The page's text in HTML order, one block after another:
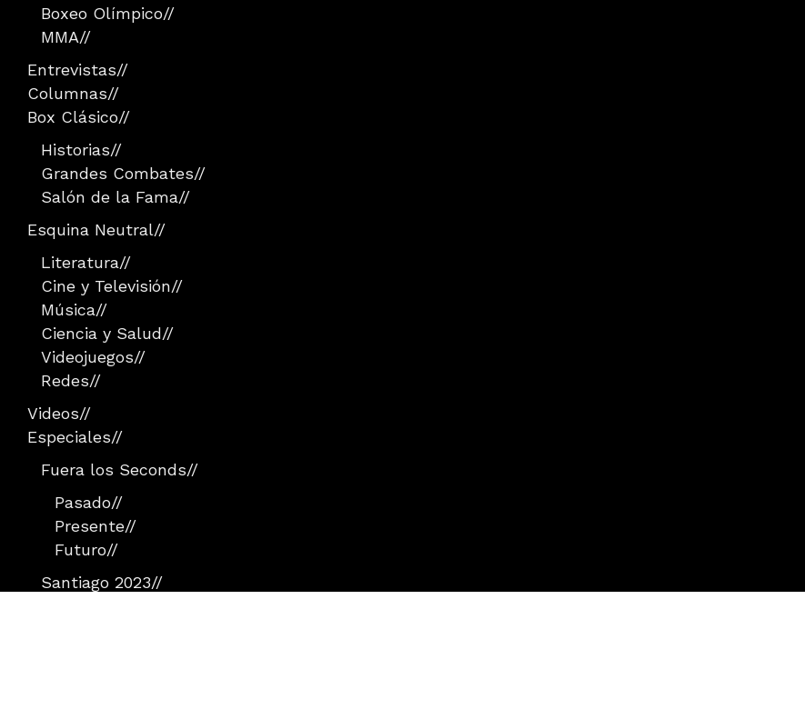
Boxeo Olímpico//
MMA//
Entrevistas//
Columnas//
Box Clásico//
Historias//
Grandes Combates//
Salón de la Fama//
Esquina Neutral//
Literatura//
Cine y Televisión//
Música//
Ciencia y Salud//
Videojuegos//
Redes//
Videos//
Especiales//
Fuera los Seconds//
Pasado//
Presente//
Futuro//
Santiago 2023//